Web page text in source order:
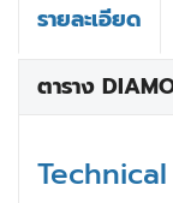
รายละเอียด
ตาราง